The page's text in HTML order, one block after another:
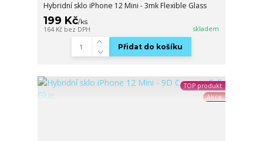
Hybridní sklo iPhone 12 Mini - 3mk Flexible Glass
199 Kč/ks
164 Kč bez DPH skladem
Přidat do košíku
TOP produkt
Akce